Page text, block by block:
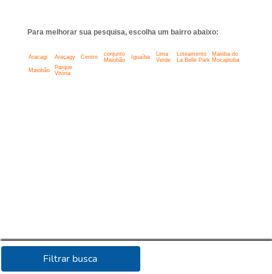
Filtrar busca
Para melhorar sua pesquisa, escolha um bairro abaixo:
Aracagi Araçagy Centro
conjunto
Maiobão
Iguaíba
Lima
Verde
Loteamento
La Belle Park
Maioba do
Mocajituba
Maiobão
Parque
Vitória